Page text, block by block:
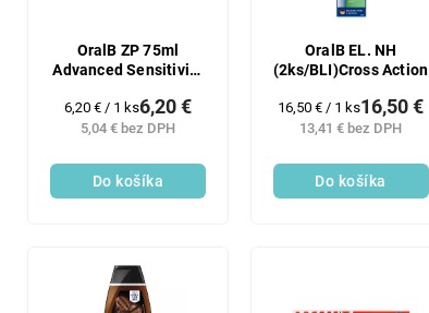
OralB ZP 75ml
Advanced Sensitivity
5,04 € bez DPH
6,20 €
Jednotková
cena:
6,20 € / 1 ks
Do košíka
OralB EL. NH
(2ks/BLI)Cross Action
13,41 € bez DPH
16,50 €
Jednotková
cena:
16,50 € / 1 ks
Do košíka